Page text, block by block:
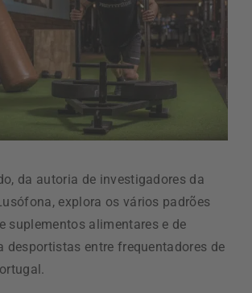
da autoria de investigadores da
explora os vários padrões
suplementos alimentares e de
desportistas entre frequentadores de